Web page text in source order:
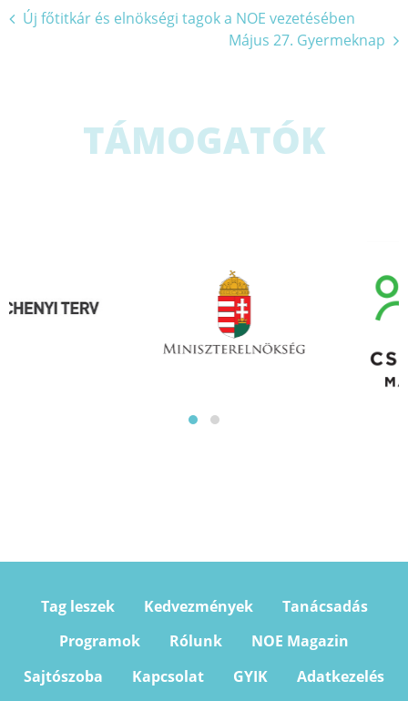
Bejegyzés
Új főtitkár és elnökségi tagok a NOE vezetésében
Május 27. Gyermeknap
TÁMOGATÓK
Tag leszek Kedvezmények
Tanácsadás
Programok
Rólunk
NOE Magazin
Sajtószoba
Kapcsolat GYIK Adatkezelés